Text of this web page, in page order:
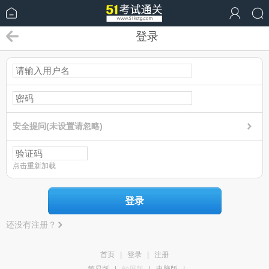
登录
安全提问(未设置请忽略)
点击重新加载
登录
还没有注册？
首页 登录
注册